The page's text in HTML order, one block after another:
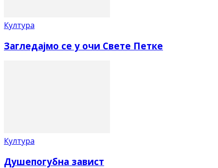
Култура
Загледајмо се у очи Свете Петке
Култура
Душепогубна завист